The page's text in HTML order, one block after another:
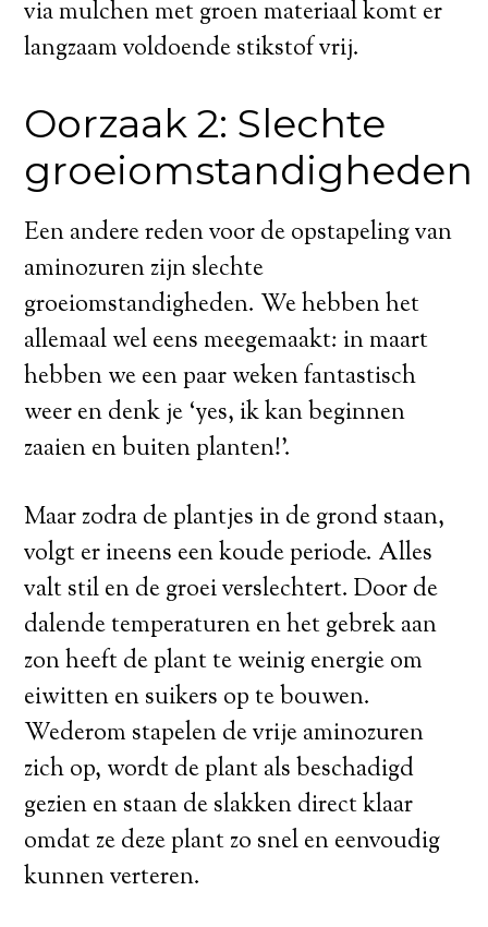
via mulchen met groen materiaal komt er
langzaam voldoende stikstof vrij.
Oorzaak 2: Slechte
groeiomstandigheden
Een andere reden voor de opstapeling van
aminozuren zijn slechte
groeiomstandigheden. We hebben het
allemaal wel eens meegemaakt: in maart
hebben we een paar weken fantastisch
weer en denk je ‘yes, ik kan beginnen
zaaien en buiten planten!’.
Maar zodra de plantjes in de grond staan,
volgt er ineens een koude periode. Alles
valt stil en de groei verslechtert. Door de
dalende temperaturen en het gebrek aan
zon heeft de plant te weinig energie om
eiwitten en suikers op te bouwen.
Wederom stapelen de vrije aminozuren
zich op, wordt de plant als beschadigd
gezien en staan de slakken direct klaar
omdat ze deze plant zo snel en eenvoudig
kunnen verteren.